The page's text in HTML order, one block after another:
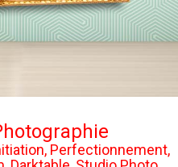
Perfectionnement,